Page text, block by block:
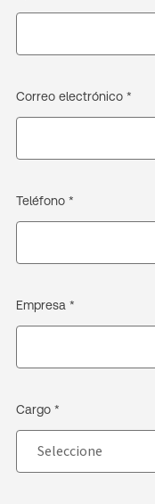
Correo electrónico *
Teléfono *
Empresa *
Cargo *